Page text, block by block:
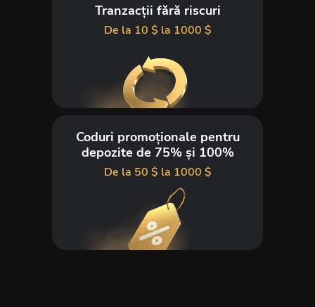
Tranzacții fără riscuri
De la 10 $ la 1000 $
Coduri promoționale pentru
depozite de 75% și 100%
De la 50 $ la 1000 $